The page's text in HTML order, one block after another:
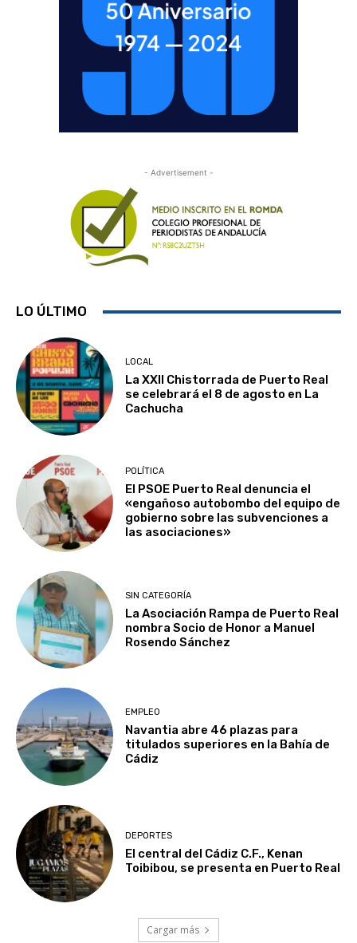
- Advertisement -
LO ÚLTIMO
LOCAL
La XXII Chistorrada de Puerto Real
se celebrará el 8 de agosto en La
Cachucha
POLÍTICA
El PSOE Puerto Real denuncia el
«engañoso autobombo del equipo de
gobierno sobre las subvenciones a
las asociaciones»
SIN CATEGORÍA
La Asociación Rampa de Puerto Real
nombra Socio de Honor a Manuel
Rosendo Sánchez
EMPLEO
Navantia abre 46 plazas para
titulados superiores en la Bahía de
Cádiz
DEPORTES
El central del Cádiz C.F., Kenan
Toibibou, se presenta en Puerto Real
Cargar más